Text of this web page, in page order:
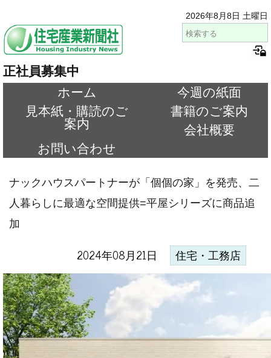
2026年8月8日 土曜日
正社員募集中
ホーム
今週の紙面
見本紙・購読のご
案内
書籍のご案内
会社概要
お問い合わせ
ナックハウスパートナーが「個個の家」を発売、二
人暮らしに最適な空間提供=平屋シリーズに商品追
加
2024年08月21日 住宅・工務店